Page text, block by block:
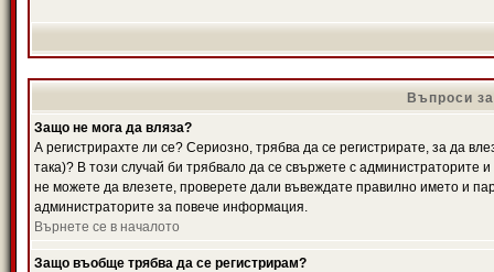
Въпроси
Защо не мога да вляза?
А регистрирахте ли се? Сериозно, трябва да се регистрирате, за да
така)? В този случай би трябвало да се свържете с администраторите
не можете да влезете, проверете дали въвеждате правилно името и
администраторите за повече информация.
Върнете се в началото
Защо въобще трябва да се регистрирам?